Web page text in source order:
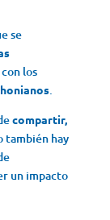
se
los
.
compartir,
también hay
un impacto